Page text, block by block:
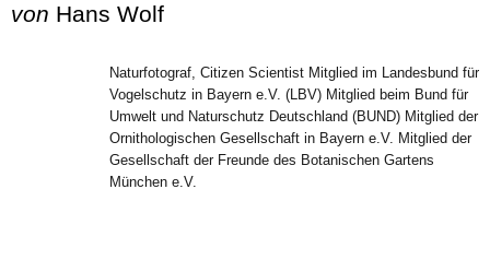
von Hans Wolf
Naturfotograf, Citizen Scientist Mitglied im Landesbund für
Vogelschutz in Bayern e.V. (LBV) Mitglied beim Bund für
Umwelt und Naturschutz Deutschland (BUND) Mitglied der
Ornithologischen Gesellschaft in Bayern e.V. Mitglied der
Gesellschaft der Freunde des Botanischen Gartens
München e.V.